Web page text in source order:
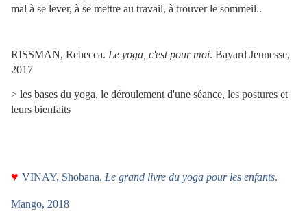
mal à se lever, à se mettre au travail, à trouver le sommeil..
RISSMAN, Rebecca. Le yoga, c'est pour moi. Bayard Jeunesse,
2017
> les bases du yoga, le déroulement d'une séance, les postures et
leurs bienfaits
♥ VINAY, Shobana. Le grand livre du yoga pour les enfants.
Mango, 2018